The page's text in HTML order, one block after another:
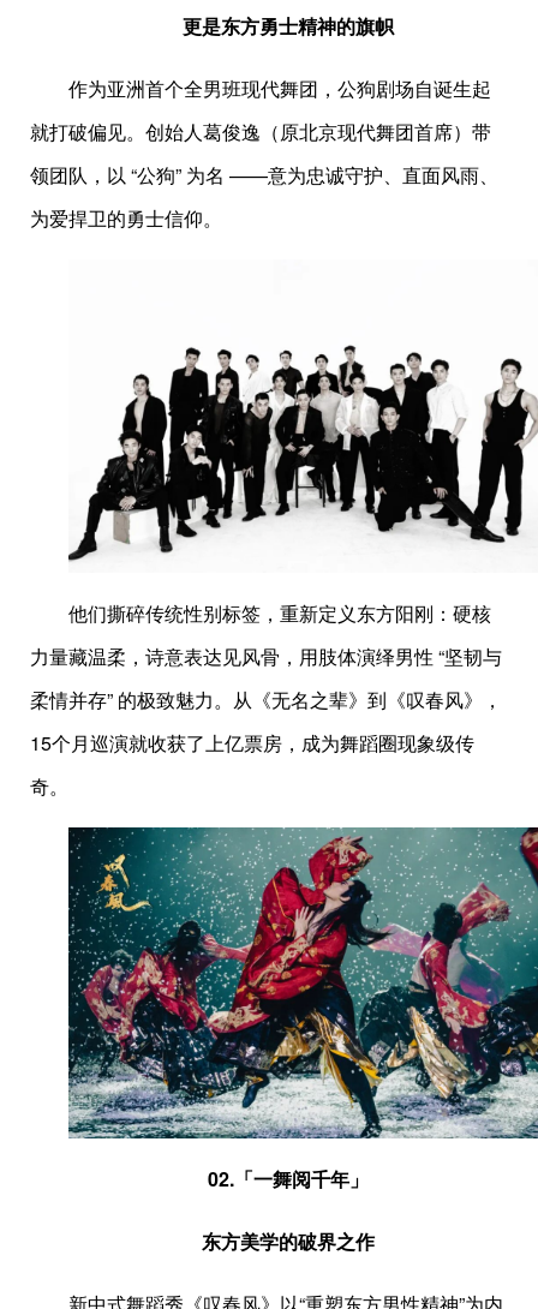
更是东方勇士精神的旗帜
作为亚洲首个全男班现代舞团，公狗剧场自诞生起
就打破偏见。创始人葛俊逸（原北京现代舞团首席）带
领团队，以 “公狗” 为名 ——意为忠诚守护、直面风雨、
为爱捍卫的勇士信仰。
他们撕碎传统性别标签，重新定义东方阳刚：硬核
力量藏温柔，诗意表达见风骨，用肢体演绎男性 “坚韧与
柔情并存” 的极致魅力。从《无名之辈》到《叹春风》，
15个月巡演就收获了上亿票房，成为舞蹈圈现象级传
奇。
02. 「一舞阅千年」
东方美学的破界之作
新中式舞蹈秀《叹春风》以“重塑东方男性精神”为内